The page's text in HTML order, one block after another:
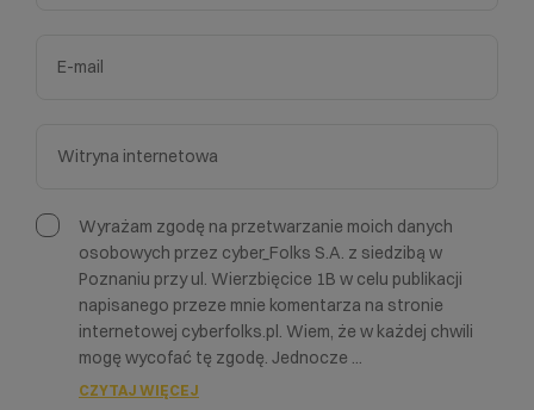
Wyrażam zgodę na przetwarzanie moich danych
osobowych przez cyber_Folks S.A. z siedzibą w
Poznaniu przy ul. Wierzbięcice 1B w celu publikacji
napisanego przeze mnie komentarza na stronie
internetowej cyberfolks.pl. Wiem, że w każdej chwili
mogę wycofać tę zgodę. Jednocze
CZYTAJ WIĘCEJ